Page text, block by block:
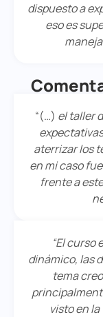
dispuesto a
eso es
“(…) el taller
aterrizar los
en mi caso
frente a
“El curso
dinámico, las
tema
visto en